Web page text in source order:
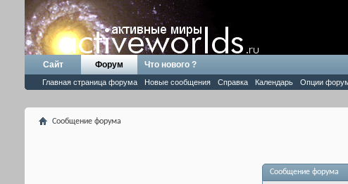
Сайт Форум
Главная страница форума Новые сообщения Справка Календарь Опции
Что нового ?
Сообщение форума
Сообщение форума